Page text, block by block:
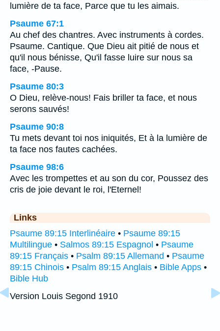
lumière de ta face, Parce que tu les aimais.
Psaume 67:1
Au chef des chantres. Avec instruments à cordes.
Psaume. Cantique. Que Dieu ait pitié de nous et
qu'il nous bénisse, Qu'il fasse luire sur nous sa
face, -Pause.
Psaume 80:3
O Dieu, relève-nous! Fais briller ta face, et nous
serons sauvés!
Psaume 90:8
Tu mets devant toi nos iniquités, Et à la lumière de
ta face nos fautes cachées.
Psaume 98:6
Avec les trompettes et au son du cor, Poussez des
cris de joie devant le roi, l'Eternel!
Links
Psaume 89:15 Interlinéaire • Psaume 89:15
Multilingue • Salmos 89:15 Espagnol • Psaume
89:15 Français • Psalm 89:15 Allemand • Psaume
89:15 Chinois • Psalm 89:15 Anglais • Bible Apps •
Bible Hub
Version Louis Segond 1910